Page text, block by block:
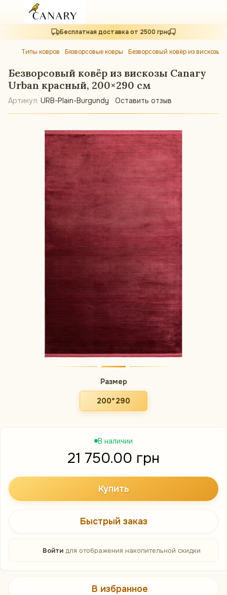
Бесплатная доставка от 2500 грн
Типы ковров Безворсовые ковры Безворсовый ковёр из
Безворсовый ковёр из вискозы Canary
Urban красный, 200×290 см
Артикул: URB-Plain-Burgundy Оставить отзыв
Размер
200*290
В наличии
21 750.00 грн
Купить
Быстрый заказ
Войти для отображения накопительной скидки
В избранное